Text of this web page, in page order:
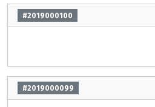
#2019000100
#2019000099